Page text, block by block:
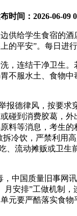
时间： 2026-06-09
给学生食宿的酒
的平安”。每日进
连结干净卫生。
不服水土、食物
德律风，按要求
碰到消费胶葛，
料等消息，考生
冷饮，严禁利用
、流动摊贩或卫
国质量旧事网讯
月安排”工做机制
单元要严酷落实食物